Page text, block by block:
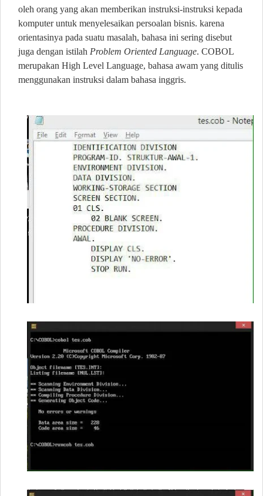
oleh orang yang akan memberikan instruksi-instruksi kepada
komputer untuk menyelesaikan persoalan bisnis. karena
orientasinya pada suatu masalah, bahasa ini sering disebut
juga dengan istilah Problem Oriented Language. COBOL
merupakan High Level Language, bahasa awam yang ditulis
menggunakan instruksi dalam bahasa inggris.